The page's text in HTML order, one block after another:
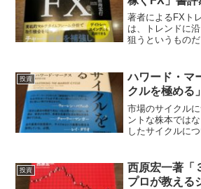
著者によるFXト
は、トレンドに
狙うというもの
るところ。高値
ところ。基本は
投資
ハワード・マ
クルを極める
市場のサイクル
ントな株本では
したサイクルに
れの出来事が次
そのためランダ
投資
西原宏一著「
プロが教える